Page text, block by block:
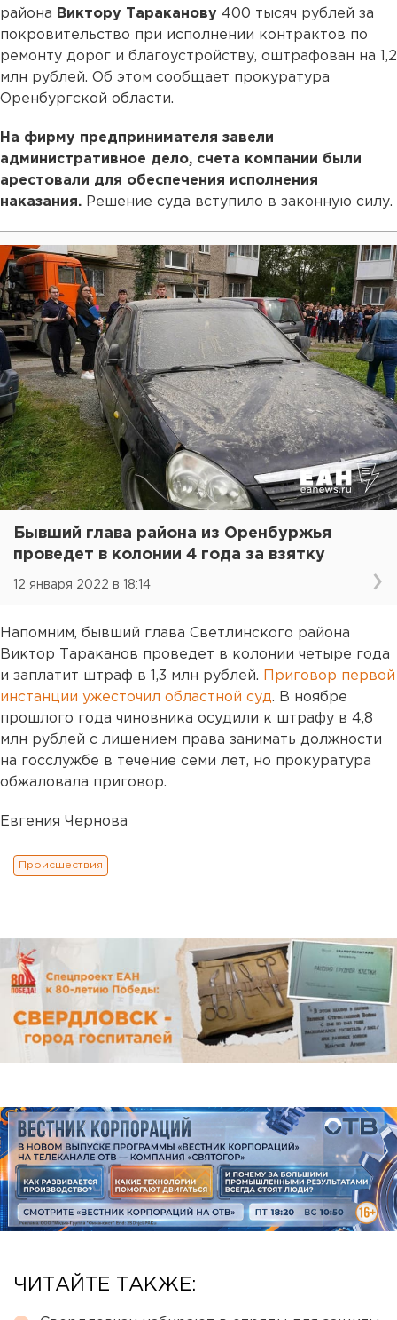
района Виктору Тараканову 400 тысяч рублей за
покровительство при исполнении контрактов по
ремонту дорог и благоустройству, оштрафован на 1,2
млн рублей. Об этом сообщает прокуратура
Оренбургской области.
На фирму предпринимателя завели
административное дело, счета компании были
арестовали для обеспечения исполнения
наказания. Решение суда вступило в законную силу.
Бывший глава района из Оренбуржья
проведет в колонии 4 года за взятку
12 января 2022 в 18:14
Напомним, бывший глава Светлинского района
Виктор Тараканов проведет в колонии четыре года
и заплатит штраф в 1,3 млн рублей.
Приговор первой
инстанции ужесточил областной суд. В ноябре
прошлого года чиновника осудили к штрафу в 4,8
млн рублей с лишением права занимать должности
на госслужбе в течение семи лет, но прокуратура
обжаловала приговор.
Евгения Чернова
Происшествия
ЧИТАЙТЕ ТАКЖЕ: